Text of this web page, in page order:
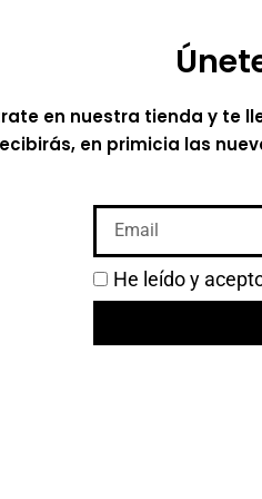
en nuestra tienda y te
en primicia las
He leído y